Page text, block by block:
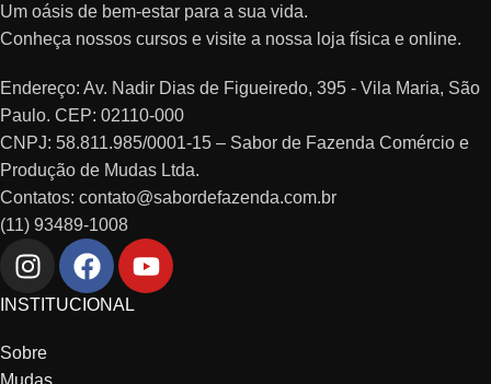
Um oásis de bem-estar para a sua vida.
Conheça nossos cursos e visite a nossa loja física e online.
Endereço: Av. Nadir Dias de Figueiredo, 395 - Vila Maria, São
Paulo. CEP: 02110-000
CNPJ: 58.811.985/0001-15 – Sabor de Fazenda Comércio e
Produção de Mudas Ltda.
Contatos: contato@sabordefazenda.com.br
(11) 93489-1008
INSTITUCIONAL
Sobre
Mudas